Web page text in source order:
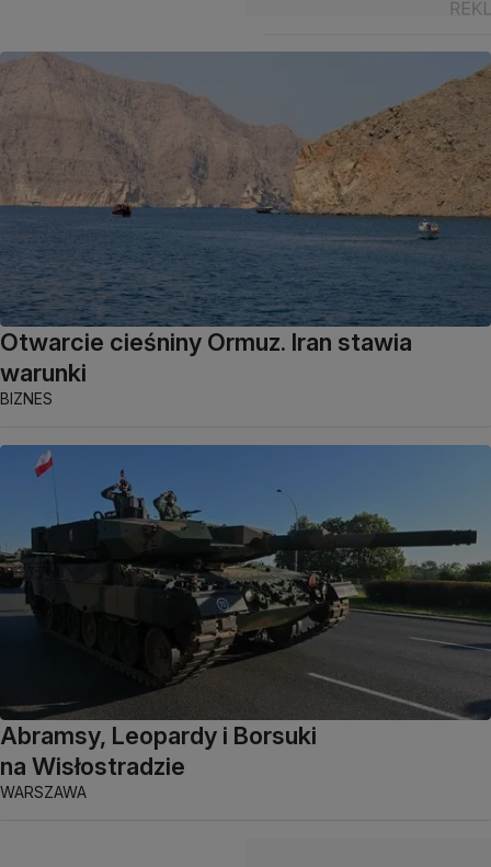
Otwarcie cieśniny Ormuz. Iran stawia
warunki
BIZNES
Abramsy, Leopardy i Borsuki
na Wisłostradzie
WARSZAWA